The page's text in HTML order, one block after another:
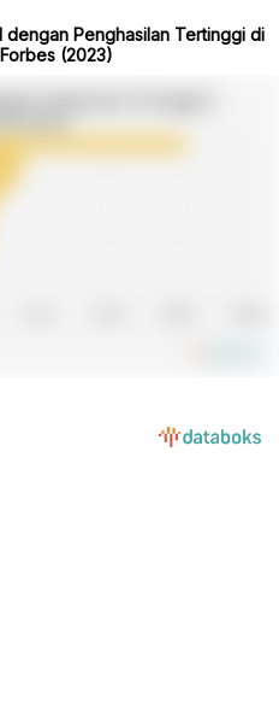
dengan Penghasilan Tertinggi di
(2023)